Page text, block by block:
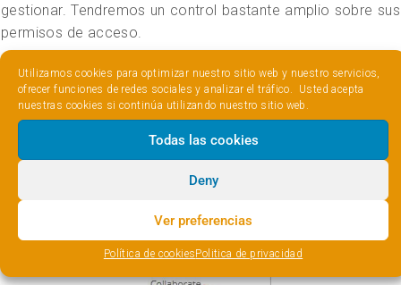
Utilizamos cookies para optimizar nuestro sitio web y nuestro servicios,
ofrecer funciones de redes sociales y analizar el tráfico. Usted acepta
nuestras cookies si continúa utilizando nuestro sitio web.
Todas las cookies
Deny
Ver preferencias
Política de cookiesPolitica de privacidad
gestionar. Tendremos un control bastante amplio sobre sus
permisos de acceso.